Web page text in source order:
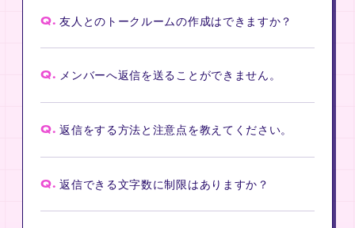
Q. 友人とのトークルームの作成はできますか？
Q. メンバーへ返信を送ることができません。
Q. 返信をする方法と注意点を教えてください。
Q. 返信できる文字数に制限はありますか？